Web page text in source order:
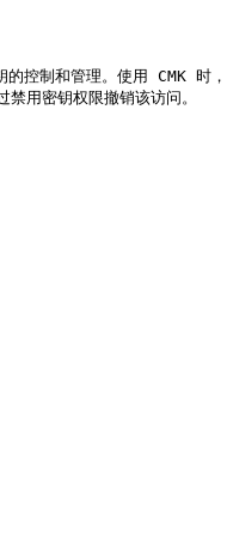
制和管理。使用 CMK 时，
用密钥权限撤销该访问。